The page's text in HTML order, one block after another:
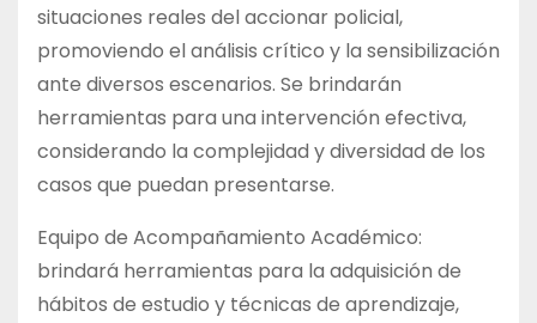
situaciones reales del accionar policial,
promoviendo el análisis crítico y la sensibilización
ante diversos escenarios. Se brindarán
herramientas para una intervención efectiva,
considerando la complejidad y diversidad de los
casos que puedan presentarse.
Equipo de Acompañamiento Académico:
brindará herramientas para la adquisición de
hábitos de estudio y técnicas de aprendizaje,